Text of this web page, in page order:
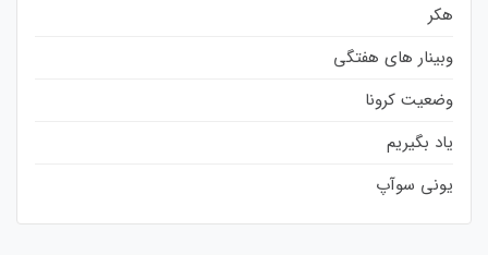
هکر
وبینار های هفتگی
وضعیت کرونا
یاد بگیریم
یونی سوآپ